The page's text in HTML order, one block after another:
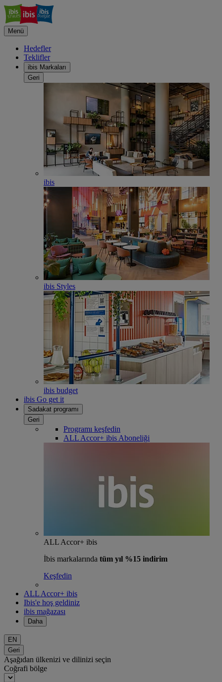
Menü
Hedefler
Teklifler
ibis Markaları
Geri
ibis
ibis Styles
ibis budget
ibis Go get it
Sadakat programı
Geri
Programı keşfedin
ALL Accor+ ibis Aboneliği
ALL Accor+ ibis
İbis markalarında tüm yıl %15 indirim
Keşfedin
ALL Accor+ ibis
Ibis'e hoş geldiniz
ibis mağazası
Daha
EN
Geri
Aşağıdan ülkenizi ve dilinizi seçin
Coğrafi bölge